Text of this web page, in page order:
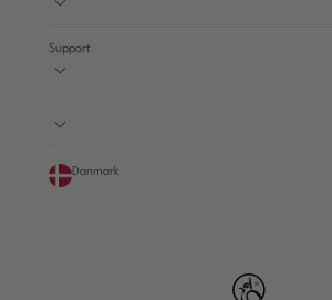
Support
Danmark